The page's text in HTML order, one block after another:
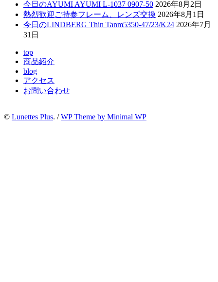
今日のAYUMI AYUMI L-1037 0907-50 2026年8月2日
熱烈歓迎ご持参フレーム、レンズ交換 2026年8月1日
今日のLINDBERG Thin Tanm5350-47/23/K24 2026年7月
31日
top
商品紹介
blog
アクセス
お問い合わせ
© Lunettes Plus. /WP Theme by Minimal WP